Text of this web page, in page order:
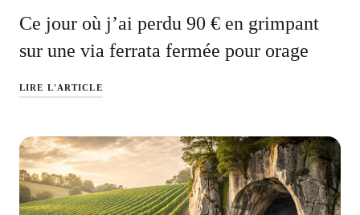
Ce jour où j’ai perdu 90 € en grimpant
sur une via ferrata fermée pour orage
LIRE L'ARTICLE